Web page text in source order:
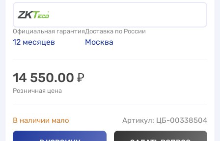
Официальная гарантия
12 месяцев
Доставка по России
Москва
14 550.00 ₽
Розничная цена
В наличии мало Артикул: ЦБ-00338504